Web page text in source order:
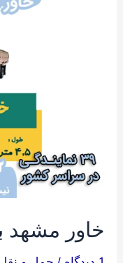
خاور مشهد